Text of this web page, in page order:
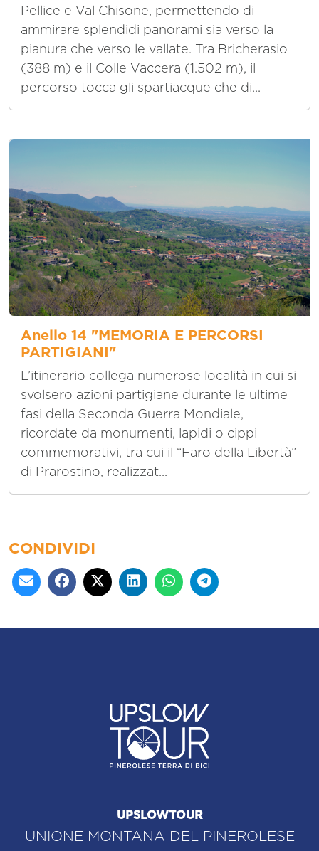
Pellice e Val Chisone, permettendo di
ammirare splendidi panorami sia verso la
pianura che verso le vallate. Tra Bricherasio
(388 m) e il Colle Vaccera (1.502 m), il
percorso tocca gli spartiacque che di...
Anello 14 "MEMORIA E PERCORSI
PARTIGIANI"
L’itinerario collega numerose località in cui si
svolsero azioni partigiane durante le ultime
fasi della Seconda Guerra Mondiale,
ricordate da monumenti, lapidi o cippi
commemorativi, tra cui il “Faro della Libertà”
di Prarostino, realizzat...
CONDIVIDI
UPSLOWTOUR
UNIONE MONTANA DEL PINEROLESE